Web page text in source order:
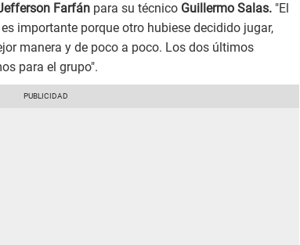
Farfán para su técnico Guillermo Salas. "El
importante porque otro hubiese decidido jugar,
manera y de poco a poco. Los dos últimos
para el grupo".